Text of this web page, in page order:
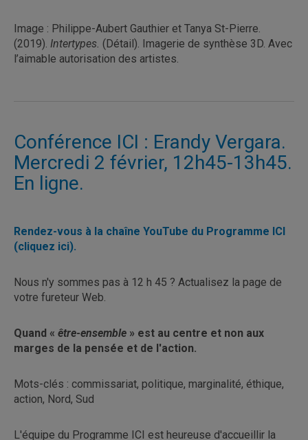
Image : Philippe-Aubert Gauthier et Tanya St-Pierre.
(2019). Intertypes. (Détail). Imagerie de synthèse 3D. Avec
l’aimable autorisation des artistes.
Conférence ICI : Erandy Vergara.
Mercredi 2 février, 12h45-13h45.
En ligne.
Rendez-vous à la chaîne YouTube du Programme ICI
(cliquez ici).
Nous n'y sommes pas à 12 h 45 ? Actualisez la page de
votre fureteur Web.
Quand « être-ensemble » est au centre et non aux
marges de la pensée et de l'action.
Mots-clés : commissariat, politique, marginalité, éthique,
action, Nord, Sud
L'équipe du Programme ICI est heureuse d'accueillir la